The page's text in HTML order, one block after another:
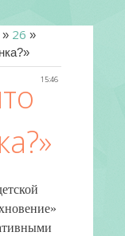
» 26 »
15:46